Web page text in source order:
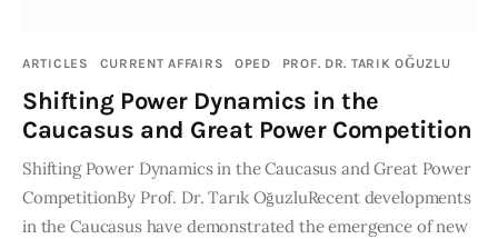
Staff
Contacts
ARTICLES CURRENT AFFAIRS OPED PROF. DR. TARIK OĞUZLU
Shifting Power Dynamics in the
Caucasus and Great Power Competition
Shifting Power Dynamics in the Caucasus and Great Power
CompetitionBy Prof. Dr. Tarık OğuzluRecent developments
in the Caucasus have demonstrated the emergence of new